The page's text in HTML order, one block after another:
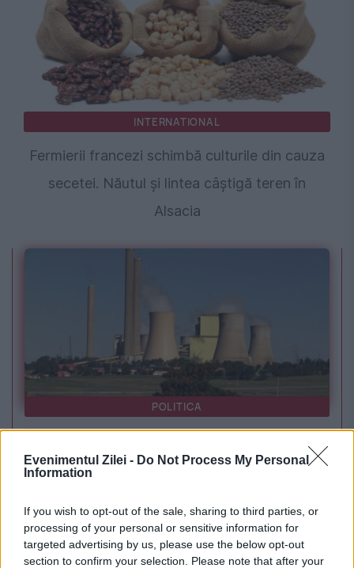
Evenimentul Zilei - Do Not Process My Personal
Information
If you wish to opt-out of the sale, sharing to third parties, or
processing of your personal or sensitive information for
targeted advertising by us, please use the below opt-out
section to confirm your selection. Please note that after your
INTERNATIONAL
Fermierii francezi schimbă culturile din cauza
secetei. Năutul și lintea câștigă teren în
Alsacia
POLITICA
de urgență pentru energie și susține
adresa lui Bolojan